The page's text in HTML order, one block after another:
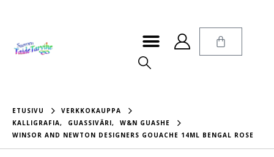
ETUSIVU
VERKKOKAUPPA
KALLIGRAFIA, GUASSIVÄRI,
W&N GUASHE
WINSOR AND NEWTON DESIGNERS GOUACHE 14ML BENGAL ROSE